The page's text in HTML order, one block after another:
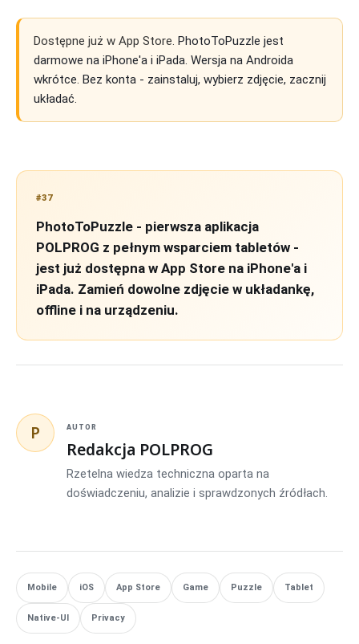
Dostępne już w App Store. PhotoToPuzzle jest
darmowe na iPhone'a i iPada. Wersja na Androida
wkrótce. Bez konta - zainstaluj, wybierz zdjęcie, zacznij
układać.
#37
PhotoToPuzzle - pierwsza aplikacja
POLPROG z pełnym wsparciem tabletów -
jest już dostępna w App Store na iPhone'a i
iPada. Zamień dowolne zdjęcie w układankę,
offline i na urządzeniu.
P AUTOR
Redakcja POLPROG
Rzetelna wiedza techniczna oparta na
doświadczeniu, analizie i sprawdzonych źródłach.
Mobile iOS App Store Game Puzzle Tablet
Native-UI Privacy